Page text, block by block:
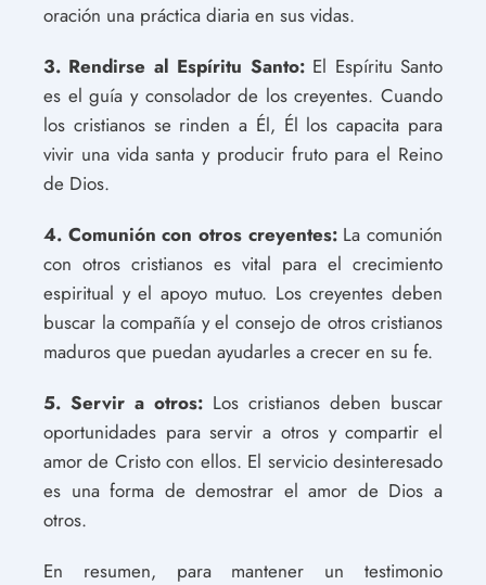
oración una práctica diaria en sus vidas.
3. Rendirse al Espíritu Santo:El Espíritu Santo
es el guía y consolador de los creyentes. Cuando
los cristianos se rinden a Él, Él los capacita para
vivir una vida santa y producir fruto para el Reino
de Dios.
4. Comunión con otros creyentes:La comunión
con otros cristianos es vital para el crecimiento
espiritual y el apoyo mutuo. Los creyentes deben
buscar la compañía y el consejo de otros cristianos
maduros que puedan ayudarles a crecer en su fe.
5. Servir a otros: Los cristianos deben buscar
oportunidades para servir a otros y compartir el
amor de Cristo con ellos. El servicio desinteresado
es una forma de demostrar el amor de Dios a
otros.
En resumen, para mantener un testimonio